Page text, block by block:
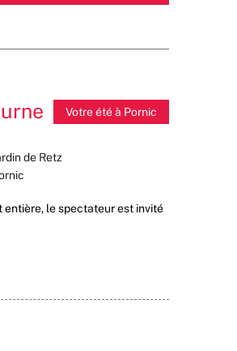
Votre été à Pornic
de Retz
entière, le spectateur est invité